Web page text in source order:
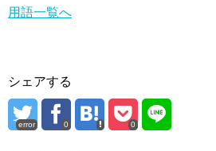
用語一覧へ
シェアする
error 0 0